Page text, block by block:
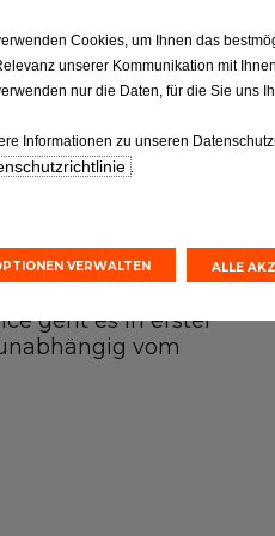
Rechnung in völliger
für praktisch alle in
Diese Teile, die den
Qualität und Leistung
– auch auf die
ab: Ölwechsel, Reifen,
allgemeine
Den
geht es in erster
vom
Cookies, um Ihnen das
unserer Kommunikation mit
nur die Daten, für die Sie uns
Informationen zu unseren
.
OPTIONEN VERWALTEN ALLE